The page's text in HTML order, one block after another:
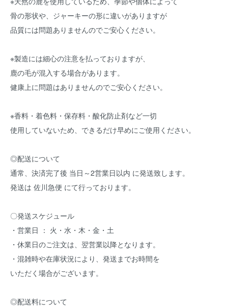
骨の形状や、ジャーキーの形に違いがありますが
品質には問題ありませんのでご安心ください。
※製造には細心の注意を払っておりますが、
鹿の毛が混入する場合があります。
健康上に問題はありませんのでご安心ください。
※香料・着色料・保存料・酸化防止剤など一切
使用していないため、できるだけ早めにご使用ください。
◎配送について
通常、決済完了後 当日～2営業日以内 に発送致します。
発送は 佐川急便 にて行っております。
〇発送スケジュール
・営業日 ： 火・水・木・金・土
・休業日のご注文は、翌営業以降となります。
・混雑時や在庫状況により、発送までお時間を
いただく場合がございます。
◎配送料について